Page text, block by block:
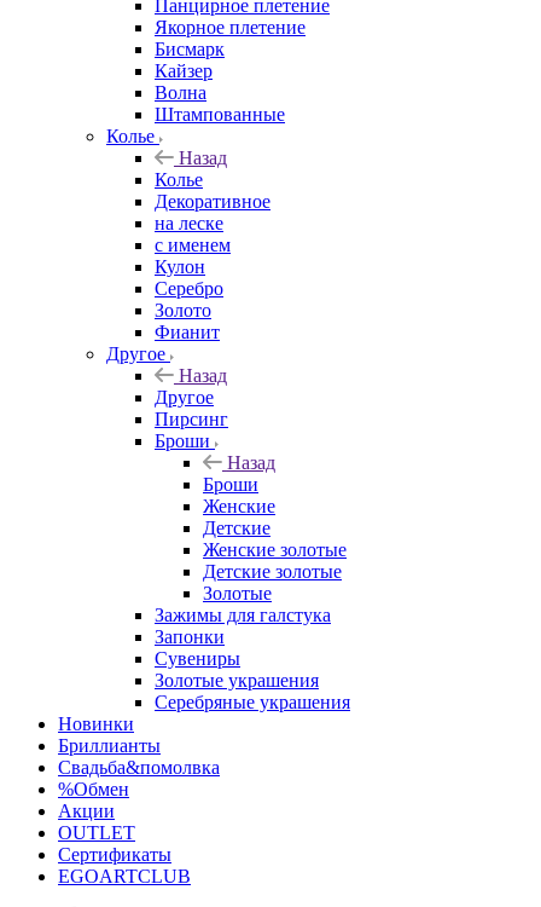
Панцирное плетение
Якорное плетение
Бисмарк
Кайзер
Волна
Штампованные
Колье
Назад
Колье
Декоративное
на леске
с именем
Кулон
Серебро
Золото
Фианит
Другое
Назад
Другое
Пирсинг
Броши
Назад
Броши
Женские
Детские
Женские золотые
Детские золотые
Золотые
Зажимы для галстука
Запонки
Сувениры
Золотые украшения
Серебряные украшения
Новинки
Бриллианты
Свадьба&помолвка
%Обмен
Акции
OUTLET
Сертификаты
EGOARTCLUB